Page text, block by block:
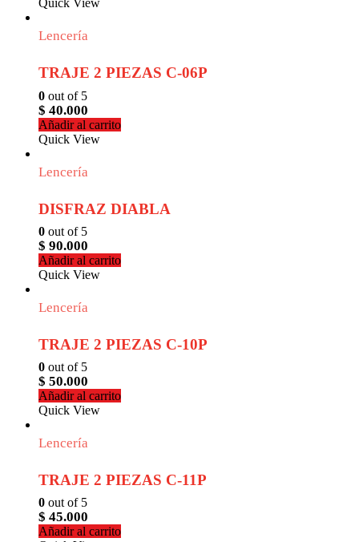
Quick View
Lencería
TRAJE 2 PIEZAS C-06P
0 out of 5
$ 40.000
Añadir al carrito
Quick View
Lencería
DISFRAZ DIABLA
0 out of 5
$ 90.000
Añadir al carrito
Quick View
Lencería
TRAJE 2 PIEZAS C-10P
0 out of 5
$ 50.000
Añadir al carrito
Quick View
Lencería
TRAJE 2 PIEZAS C-11P
0 out of 5
$ 45.000
Añadir al carrito